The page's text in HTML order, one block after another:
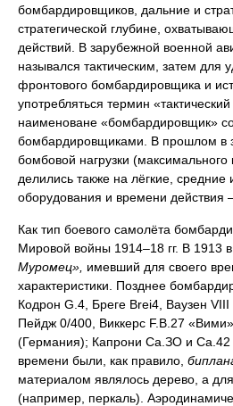
бомбардировщиков, дальние и
стратегической глубине,
действий. В зарубежной военной
назывался тактическим, затем для
фронтового бомбардировщика и
употребляться термин
наименоване «бомбардировщик»
бомбардировщиками. В прошлом в
бомбовой нагрузки
делились также на лёгкие,
оборудования и времени
Как тип боевого самолёта
Мировой войны 1914–18 гг. В 1913
Муромец», имевший для своего
характеристики. Позднее
Кодрон G.4, Бреге Brei4, Ваузен
Пейдж 0/400, Виккерс F.B.27
(Германия); Капрони Са.ЗО и Са.42
времени были, как правило,
материалом являлось дерево, а
(например, перкаль).